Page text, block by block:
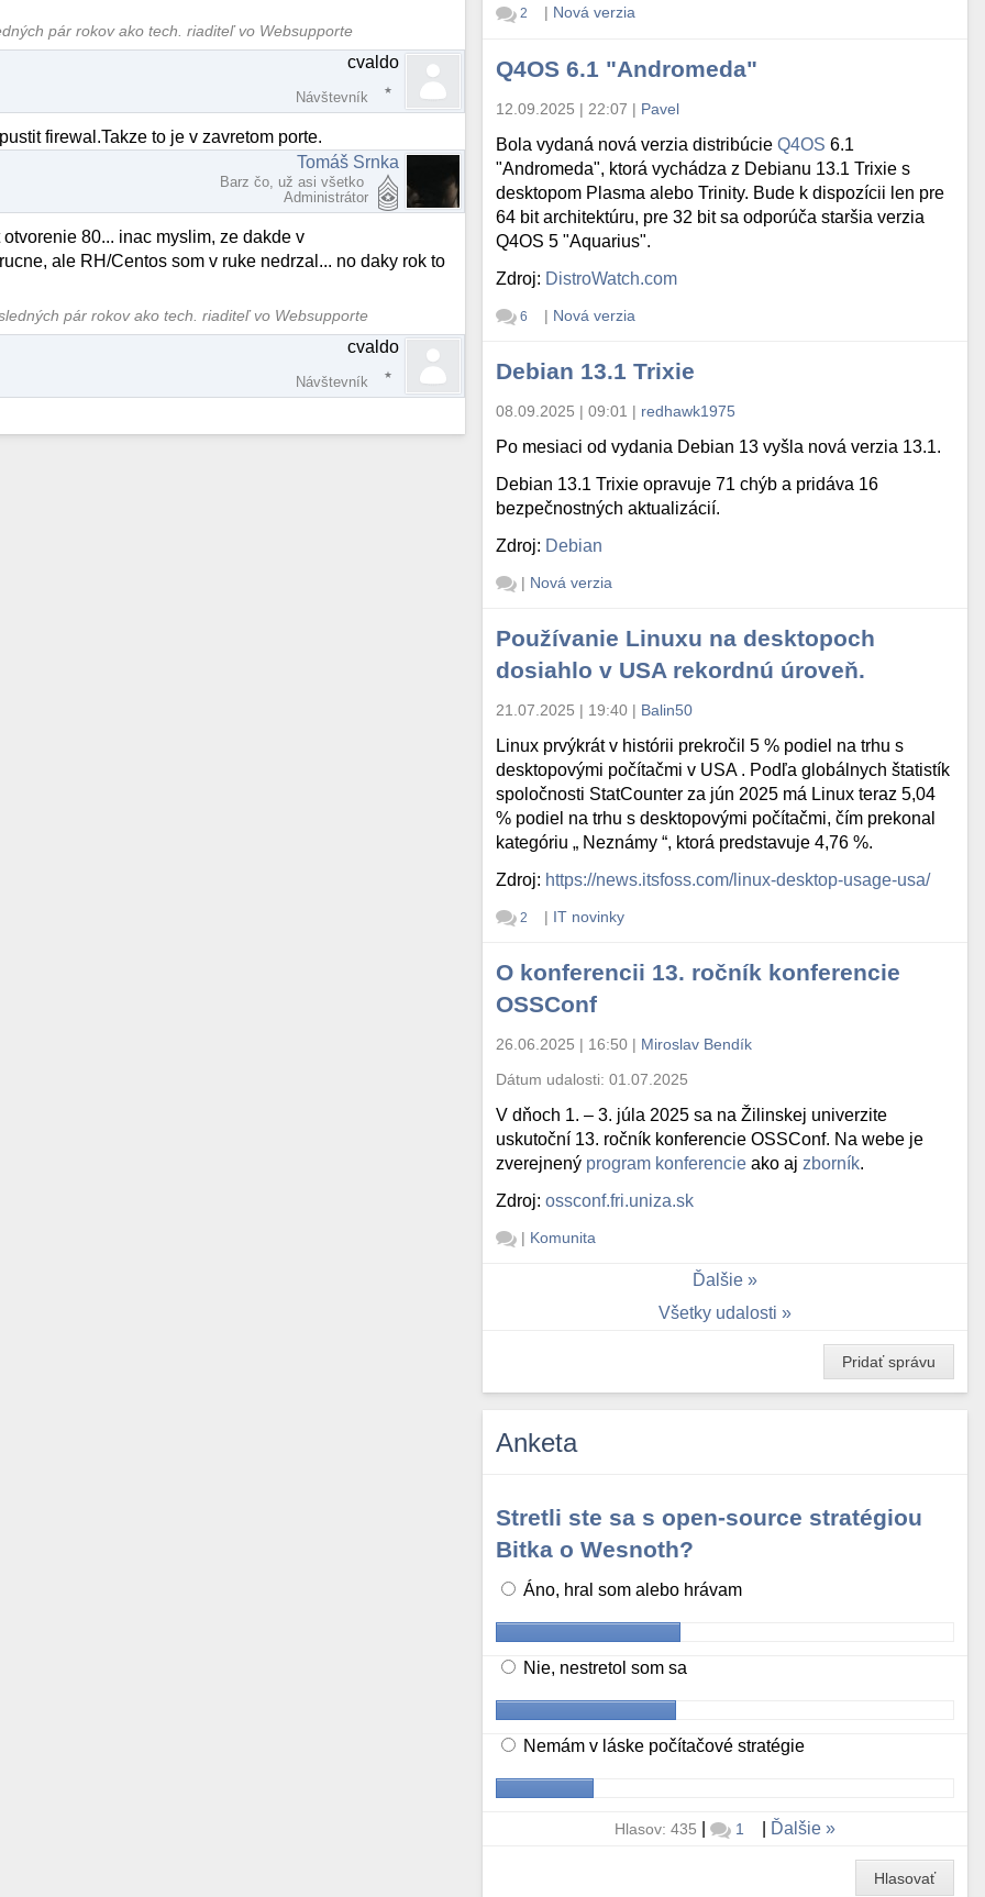
pár rokov ako tech. riaditeľ vo Websupporte
cvaldo
Návštevník
firewal.Takze to je v zavretom porte.
Tomáš Srnka
Barz čo, už asi všetko
Administrátor
80... inac myslim, ze dakde v
ale RH/Centos som v ruke nedrzal... no daky rok to
pár rokov ako tech. riaditeľ vo Websupporte
cvaldo
Návštevník
2 | Nová verzia
Q4OS 6.1 "Andromeda"
12.09.2025 | 22:07 | Pavel
Bola vydaná nová verzia distribúcieQ4OS 6.1
"Andromeda", ktorá vychádza z Debianu 13.1 Trixie s
desktopom Plasma alebo Trinity. Bude k dispozícii len pre
64 bit architektúru, pre 32 bit sa odporúča staršia verzia
Q4OS 5 "Aquarius".
Zdroj: DistroWatch.com
6 | Nová verzia
Debian 13.1 Trixie
08.09.2025 | 09:01 | redhawk1975
Po mesiaci od vydania Debian 13 vyšla nová verzia 13.1.
Debian 13.1 Trixie opravuje 71 chýb a pridáva 16
bezpečnostných aktualizácií.
Zdroj: Debian
| Nová verzia
Používanie Linuxu na desktopoch
dosiahlo v USA rekordnú úroveň.
21.07.2025 | 19:40 | Balin50
Linux prvýkrát v histórii prekročil 5 % podiel na trhu s
desktopovými počítačmi v USA . Podľa globálnych štatistík
spoločnosti StatCounter za jún 2025 má Linux teraz 5,04
% podiel na trhu s desktopovými počítačmi, čím prekonal
kategóriu „ Neznámy “, ktorá predstavuje 4,76 %.
Zdroj: https://news.itsfoss.com/linux-desktop-usage-usa/
2 | IT novinky
O konferencii 13. ročník konferencie
OSSConf
26.06.2025 | 16:50 | Miroslav Bendík
Dátum udalosti:01.07.2025
V dňoch 1. – 3. júla 2025 sa na Žilinskej univerzite
uskutoční 13. ročník konferencie OSSConf. Na webe je
zverejnený program konferencie ako aj zborník.
Zdroj:ossconf.fri.uniza.sk
| Komunita
Ďalšie
Všetky udalosti
Pridať správu
Anketa
Stretli ste sa s open-source stratégiou
Bitka o Wesnoth?
Áno, hral som alebo hrávam
Nie, nestretol som sa
Nemám v láske počítačové stratégie
Hlasov: 435 | 1 Ďalšie
Hlasovať